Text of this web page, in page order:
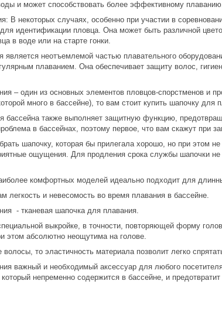
и может способствовать более эффективному
В некоторых случаях, особенно при участии в
для идентификации пловца. Она может быть различной
в воде или на старте гонки.
является неотъемлемой частью плавательного
плаванием. Она обеспечивает защиту волос,
– один из основных элементов пловцов-спорстменов и
много в бассейне), то вам стоит купить шапочку для
также выполняет защитную функцию,
в бассейнах, поэтому первое, что вам скажут при
которая бы прилегала хорошо, но при этом не
ощущения. Для продления срока службы шапочки
комфортных моделей идеально подходит для
легкость и невесомость во время плавания в бассейне.
- тканевая шапочка для плавания.
выкройке, в точности, повторяющей форму
этом абсолютно неощутима на голове.
то эластичность материала позволит легко
важный и необходимый аксессуар для любого
непременно содержится в бассейне, и